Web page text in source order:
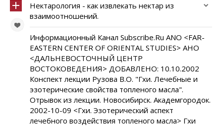
Нектарология - как извлекать нектар из
взаимоотношений.
Информационный Канал Subscribe.Ru ANO <FAR-
EASTERN CENTER OF ORIENTAL STUDIES> АНО
<ДАЛЬНЕВОСТОЧНЫЙ ЦЕНТР
ВОСТОКОВЕДЕНИЯ> ДОБАВЛЕНО: 10.10.2002
Конспект лекции Рузова В.О. "Гхи. Лечебные и
эзотерические свойства топленого масла".
Отрывок из лекции. Новосибирск. Академгородок.
2002-10-09 <Гхи. Эзотерический аспект
лечебного воздействия топленого масла> Гхи